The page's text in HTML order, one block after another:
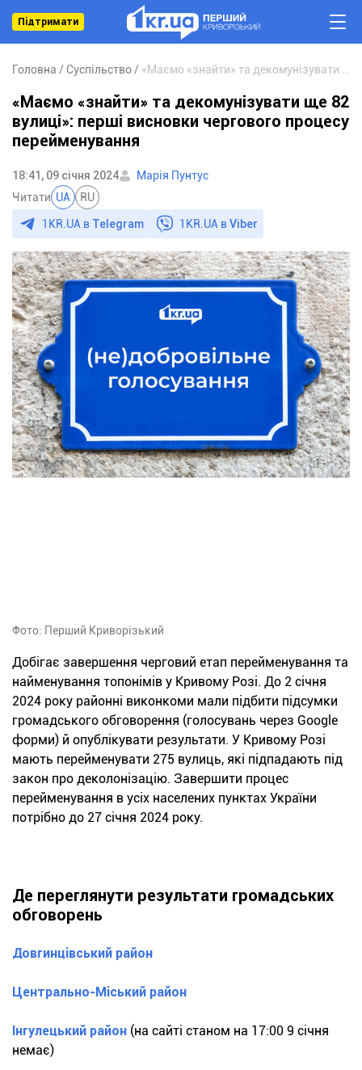
Підтримати
Головна Суспільство
«Маємо «знайти» та декомунізувати ще 82
вулиці»: перші висновки чергового процесу
перейменування
18:41, 09 січня 2024
Марія Пунтус
Читати UA RU
1KR.UA в Telegram 1KR.UA вViber
Фото: Перший Криворізький
Добігає завершення черговий етап перейменування та
найменування топонімів у Кривому Розі. До 2 січня
2024 року районні виконкоми мали підбити підсумки
громадського обговорення (голосувань через Google
форми) й опублікувати результати. У Кривому Розі
мають перейменувати 275 вулиць, які підпадають під
закон про деколонізацію. Завершити процес
перейменування в усіх населених пунктах України
потрібно до 27 січня 2024 року.
Де переглянути результати громадських
обговорень
Довгинцівський район
Центрально-Міський район
Інгулецький район (на сайті станом на 17:00 9 січня
немає)